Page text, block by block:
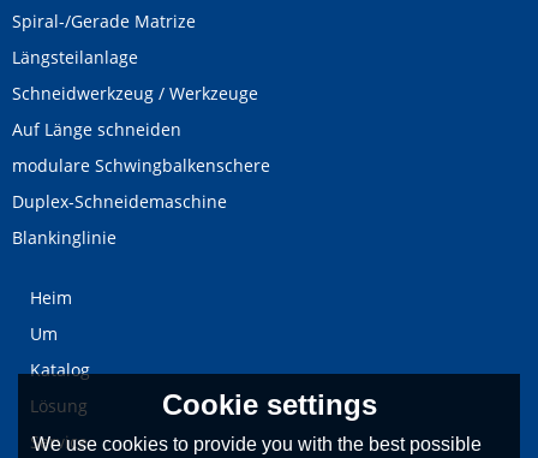
Spiral-/Gerade Matrize
Längsteilanlage
Schneidwerkzeug / Werkzeuge
Auf Länge schneiden
modulare Schwingbalkenschere
Duplex-Schneidemaschine
Blankinglinie
Heim
Um
Katalog
Lösung
Service
Cookie settings
We use cookies to provide you with the best possible